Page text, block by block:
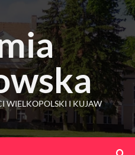
WIELKOPOLSKI I KUJAW